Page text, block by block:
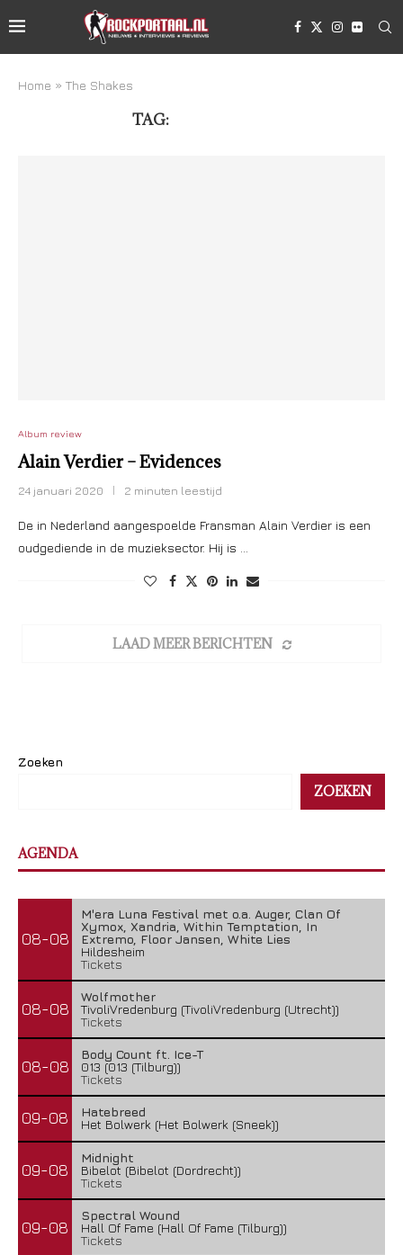
Home » The Shakes
TAG:
Album review
Alain Verdier – Evidences
24 januari 2020 2 minuten leestijd
De in Nederland aangespoelde Fransman Alain Verdier is een
oudgediende in de muzieksector. Hij is …
LAAD MEER BERICHTEN
Zoeken
ZOEKEN
AGENDA
08-08
M'era Luna Festival met o.a. Auger, Clan Of
Xymox, Xandria, Within Temptation, In
Extremo, Floor Jansen, White Lies
Hildesheim
Tickets
08-08
Wolfmother
TivoliVredenburg (TivoliVredenburg (Utrecht))
Tickets
08-08
Body Count ft. Ice-T
013 (013 (Tilburg))
Tickets
09-08
Hatebreed
Het Bolwerk (Het Bolwerk (Sneek))
09-08
Midnight
Bibelot (Bibelot (Dordrecht))
Tickets
09-08
Spectral Wound
Hall Of Fame (Hall Of Fame (Tilburg))
Tickets